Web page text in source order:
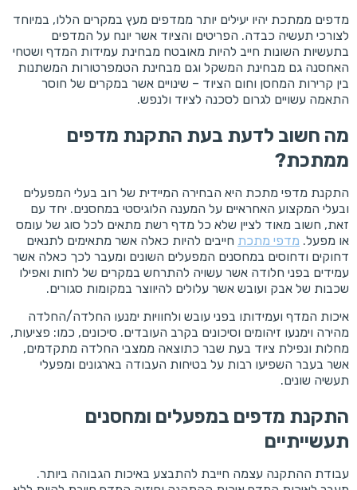
מדפים ממתכת יהיו יעילים יותר ממדפים מעץ במקרים הללו, במיוחד
לצורכי תעשיה כבדה. הפריטים והציוד אשר יונח על המדפים
בתעשיות השונות חייב להיות מאובטח מבחינת עמידות המדף ושטחי
האחסנה גם מבחינת המשקל וגם מבחינת הטמפרטורות המשתנות
בין קרירות המחסן וחום הציוד – שינויים אשר במקרים של חוסר
התאמה עשויים לגרום לסכנה לציוד ולנפש.
מה חשוב לדעת בעת התקנת מדפים
ממתכת?
התקנת מדפי מתכת היא הבחירה המיידית של רוב בעלי המפעלים
ובעלי המקצוע האחראיים על המענה הלוגיסטי במחסנים. יחד עם
זאת, חשוב מאוד לציין שלא כל מדף רשת מתאים לכל סוג של עומס
או מפעל. מדפי מתכת חייבים להיות כאלה אשר מתאימים לתנאים
דחוקים ודחוסים במחסנים המפעלים השונים ומעבר לכך כאלה אשר
עמידים בפני חלודה אשר עשויה להתרחש במקרים של לחות ואפילו
שכבות של אבק ועובש אשר עלולים להיווצר במקומות סגורים.
איכות המדף ועמידותו בפני עובש ולחוויות ימנעו החלדה/החלדה
מהירה וימנעו זיהומים וסיכונים בקרב העובדים. סיכונים, כמו: פציעות,
מחלות ונפילת ציוד בעת שבר כתוצאה ממצבי החלדה מתקדמים,
אשר בעבר השפיעו רבות על בטיחות העבודה בארגונים ומפעלי
תעשיה שונים.
התקנת מדפים במפעלים ומחסנים
תעשייתיים
עבודת ההתקנה עצמה חייבת להתבצע באיכות הגבוהה ביותר.